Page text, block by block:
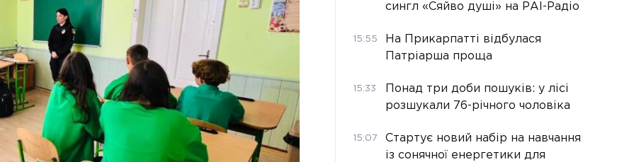
сингл «Сяйво душі» на РАІ-Радіо
15:55
На Прикарпатті відбулася
Патріарша проща
15:33
Понад три доби пошуків: у лісі
розшукали 76-річного чоловіка
15:07
Стартує новий набір на навчання
із сонячної енергетики для